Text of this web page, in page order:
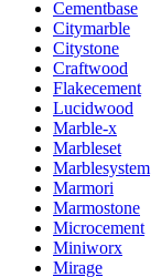
Cementbase
Citymarble
Citystone
Craftwood
Flakecement
Lucidwood
Marble-x
Marbleset
Marblesystem
Marmori
Marmostone
Microcement
Miniworx
Mirage